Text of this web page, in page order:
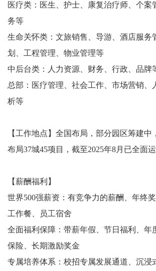
医疗类：医⽣、护⼠、康复治疗师、个案
务等
⽣命关怀类：⽂旅销售、导游、酒店服务
划、⼯程管理、物业管理等
中后台类：⼈⼒资源、财务、⾏政、品牌
总部：医疗管理、社会⼯作、市场营销、
析等
【⼯作地点】全国布局，部分园区筹建中
布局37城45项⽬，截⾄2025年8⽉已全⾯
【薪酬福利】
世界500强薪资：有竞争⼒的薪酬、年终奖
⼯作餐、员⼯宿舍
全⾯福利保障：带薪年假、节⽇福利、年
保险、⻓期激励奖⾦
专属培养体系：校招专属发展通道、沉浸